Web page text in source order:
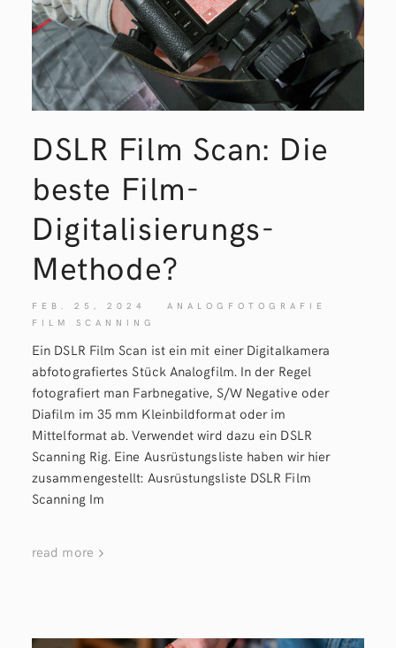
DSLR Film Scan: Die
beste Film-
Digitalisierungs-
Methode?
FEB. 25, 2024
ANALOGFOTOGRAFIE
FILM SCANNING
Ein DSLR Film Scan ist ein mit einer Digitalkamera
abfotografiertes Stück Analogfilm. In der Regel
fotografiert man Farbnegative, S/W Negative oder
Diafilm im 35 mm Kleinbildformat oder im
Mittelformat ab. Verwendet wird dazu ein DSLR
Scanning Rig. Eine Ausrüstungsliste haben wir hier
zusammengestellt: Ausrüstungsliste DSLR Film
Scanning Im
read more